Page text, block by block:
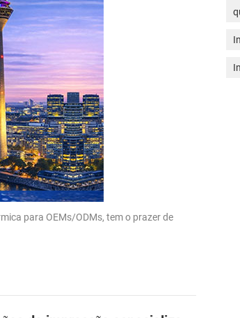
para OEMs/ODMs, tem o prazer de